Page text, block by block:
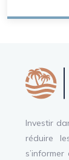
Investir
réduire